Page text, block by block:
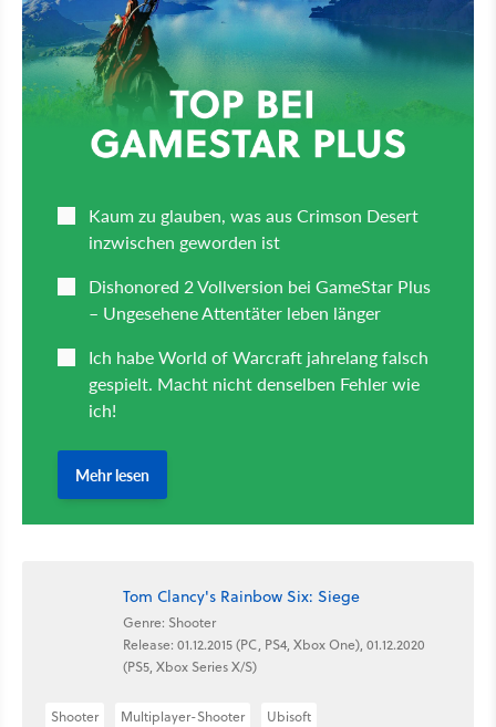
Tom Clancy's Rainbow Six: Siege
Genre: Shooter
Release: 01.12.2015 (PC, PS4, Xbox One), 01.12.2020
(PS5, Xbox Series X/S)
Shooter Multiplayer-Shooter Ubisoft